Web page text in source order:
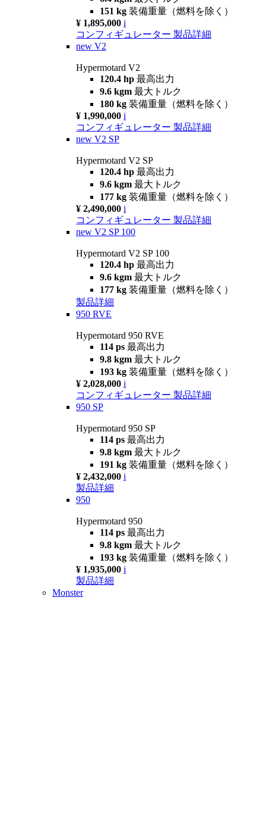
151 kg 装備重量（燃料を除く）
¥ 1,895,000 i
コンフィギュレーター 製品詳細
new V2
Hypermotard V2
120.4 hp 最高出力
9.6 kgm 最大トルク
180 kg 装備重量（燃料を除く）
¥ 1,990,000 i
コンフィギュレーター 製品詳細
new V2 SP
Hypermotard V2 SP
120.4 hp 最高出力
9.6 kgm 最大トルク
177 kg 装備重量（燃料を除く）
¥ 2,490,000 i
コンフィギュレーター 製品詳細
new V2 SP 100
Hypermotard V2 SP 100
120.4 hp 最高出力
9.6 kgm 最大トルク
177 kg 装備重量（燃料を除く）
製品詳細
950 RVE
Hypermotard 950 RVE
114 ps 最高出力
9.8 kgm 最大トルク
193 kg 装備重量（燃料を除く）
¥ 2,028,000 i
コンフィギュレーター 製品詳細
950 SP
Hypermotard 950 SP
114 ps 最高出力
9.8 kgm 最大トルク
191 kg 装備重量（燃料を除く）
¥ 2,432,000 i
製品詳細
950
Hypermotard 950
114 ps 最高出力
9.8 kgm 最大トルク
193 kg 装備重量（燃料を除く）
¥ 1,935,000 i
製品詳細
Monster